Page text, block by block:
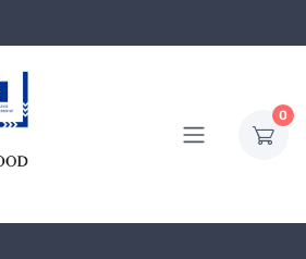
0